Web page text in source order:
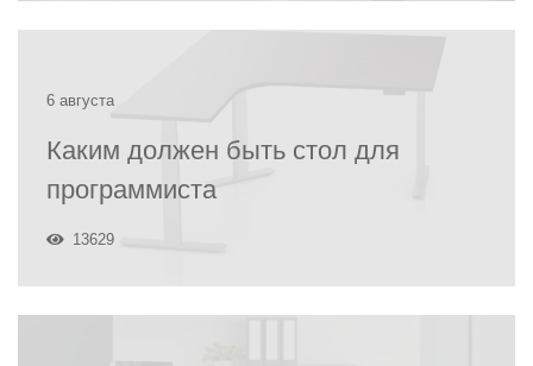
6 августа
Каким должен быть стол для
программиста
13629